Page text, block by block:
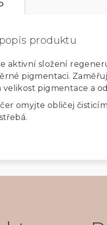
produktu
aktivní složení
pigmentaci.
pigmentace a
omyjte obličej